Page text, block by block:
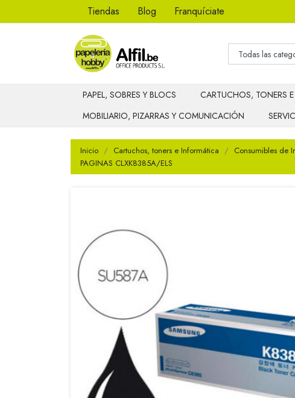
Tiendas Blog Franquíciate
PAPEL, SOBRES Y BLOCS CARTUCHOS, TONERS
MOBILIARIO, PIZARRAS Y COMUNICACIÓN
Inicio Cartuchos, toners e Informática Consumibles de
PAGINAS CLXK8385A/ELS